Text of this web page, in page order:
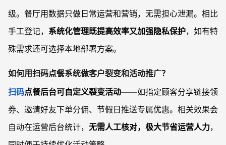
级。餐厅用数据只做日常运营和营销，无需担心泄漏。相比
手工登记， 系统化管理既提高效率又加强隐私保护，如有特
殊需求还可选择本地部署方案。
如何用扫码点餐系统做客户裂变和活动推广？
扫码点餐后台可自定义裂变活动——如指定顾客分享链接领
券、邀请好友下单分佣、节假日推送专属优惠。相关效果会
自动在运营后台统计， 无需人工核对，极大节省运营人力，